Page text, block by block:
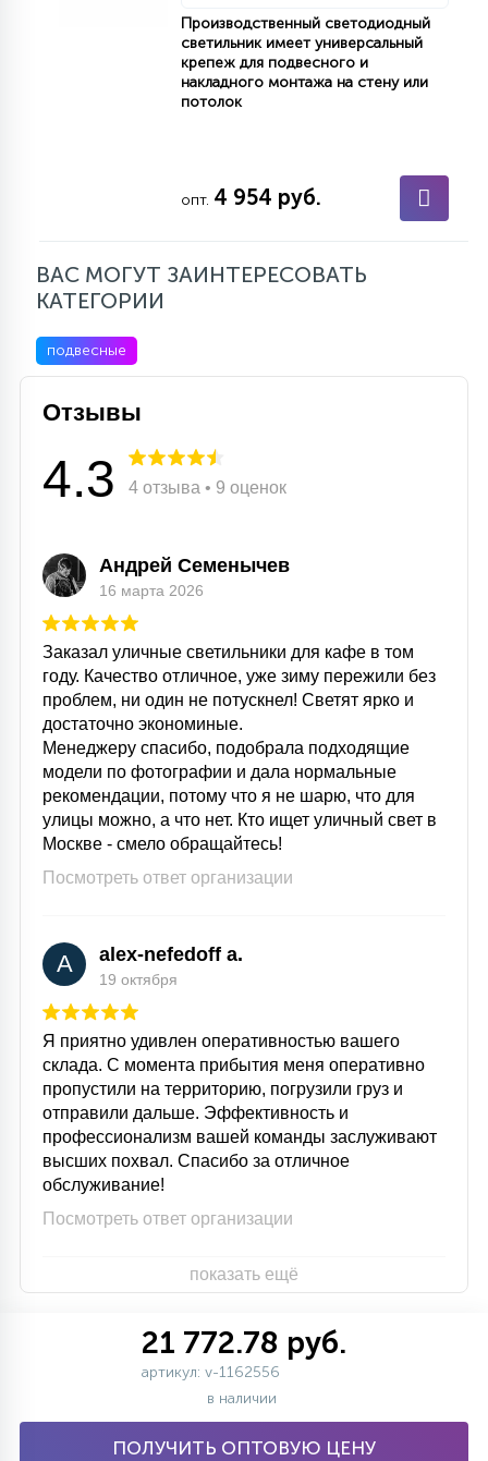
Производственный светодиодный
светильник имеет универсальный
крепеж для подвесного и
накладного монтажа на стену или
потолок
опт. 4 954 руб.
ВАС МОГУТ ЗАИНТЕРЕСОВАТЬ
КАТЕГОРИИ
подвесные
Отзывы
4.3 4 отзыва • 9 оценок
Андрей Семенычев
16 марта 2026
Заказал уличные светильники для кафе в том
году. Качество отличное, уже зиму пережили без
проблем, ни один не потускнел! Светят ярко и
достаточно экономиные.
Менеджеру спасибо, подобрала подходящие
модели по фотографии и дала нормальные
рекомендации, потому что я не шарю, что для
улицы можно, а что нет. Кто ищет уличный свет в
Москве - смело обращайтесь!
Посмотреть ответ организации
A alex-nefedoff a.
19 октября
Я приятно удивлен оперативностью вашего
склада. С момента прибытия меня оперативно
пропустили на территорию, погрузили груз и
отправили дальше. Эффективность и
профессионализм вашей команды заслуживают
высших похвал. Спасибо за отличное
обслуживание!
Посмотреть ответ организации
показать ещё
21 772.78 руб.
артикул: v-1162556
в наличии
ПОЛУЧИТЬ ОПТОВУЮ ЦЕНУ